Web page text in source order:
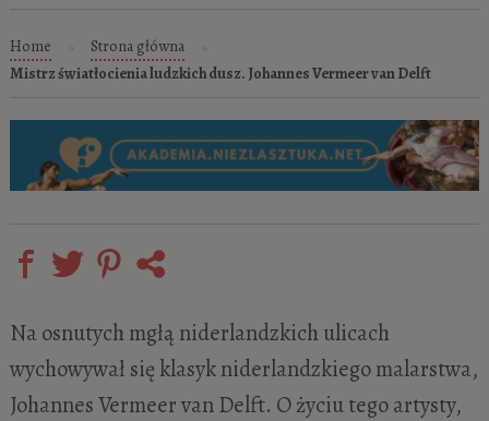
Home Strona główna
Mistrz światłocienia ludzkich dusz. Johannes Vermeer van Delft
Na osnutych mgłą niderlandzkich ulicach
wychowywał się klasyk niderlandzkiego malarstwa,
Johannes Vermeer van Delft. O życiu tego artysty,